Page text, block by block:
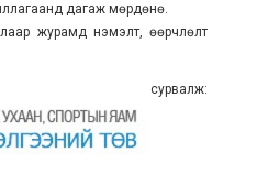
дагаж мөрдөнө.
журамд нэмэлт, өөрчлөлт